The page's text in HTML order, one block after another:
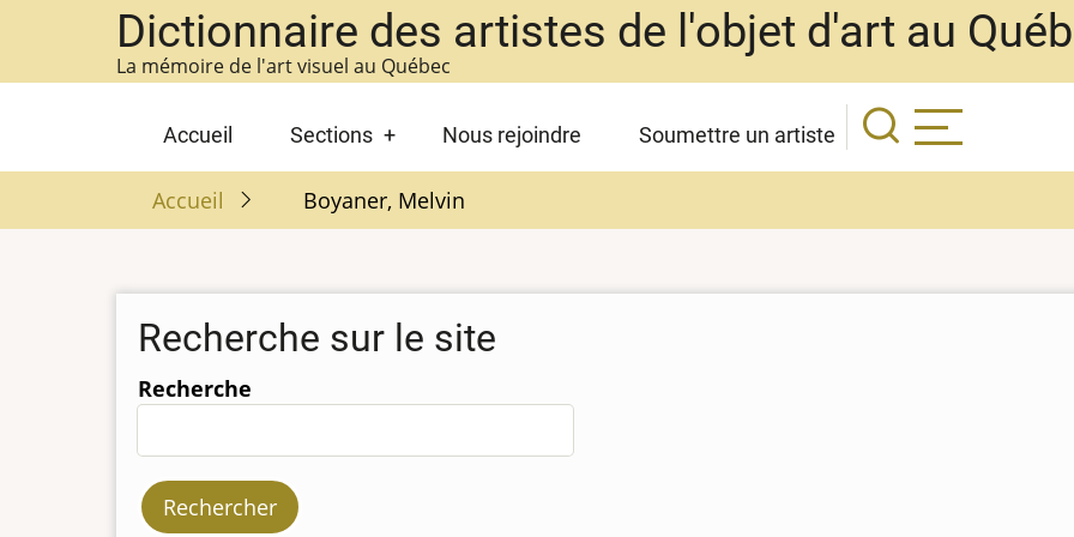
contenu
Dictionnaire des artistes de l'objet d'art au
La mémoire de l'art visuel au Québec
Main
navigation
Accueil Sections Nous rejoindre Soumettre un artiste
Accueil Boyaner, Melvin
Recherche sur le site
Recherche